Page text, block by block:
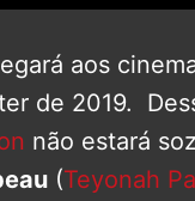
aos
de 2019.
não estará
(Teyonah